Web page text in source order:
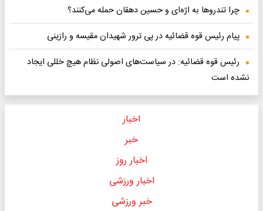
چرا تندروها به اژه‌ای و حسین دهقان حمله می‌کنند؟
پیام رئیس قوه قضائیه در پی ترور شهیدان مقیسه و رازینی
رئیس قوه قضائیه: در سیاست‌های اصولی نظام هیچ خللی ایجاد
نشده است
اخبار
خبر
اخبار روز
اخبار ورزشی
خبر ورزشی